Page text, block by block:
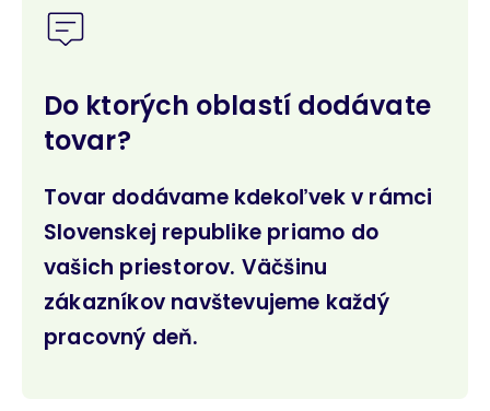
Do ktorých oblastí dodávate
tovar?
Tovar dodávame kdekoľvek v rámci
Slovenskej republike priamo do
vašich priestorov. Väčšinu
zákazníkov navštevujeme každý
pracovný deň.